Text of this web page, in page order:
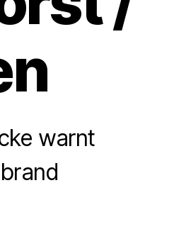
warnt